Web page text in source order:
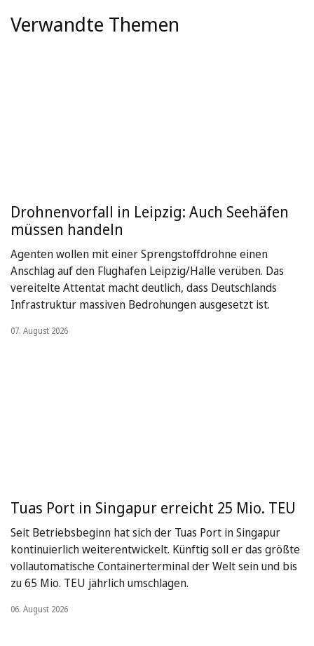
Verwandte Themen
Drohnenvorfall in Leipzig: Auch Seehäfen
müssen handeln
Agenten wollen mit einer Sprengstoffdrohne einen
Anschlag auf den Flughafen Leipzig/Halle verüben. Das
vereitelte Attentat macht deutlich, dass Deutschlands
Infrastruktur massiven Bedrohungen ausgesetzt ist.
07. August 2026
Tuas Port in Singapur erreicht 25 Mio. TEU
Seit Betriebsbeginn hat sich der Tuas Port in Singapur
kontinuierlich weiterentwickelt. Künftig soll er das größte
vollautomatische Containerterminal der Welt sein und bis
zu 65 Mio. TEU jährlich umschlagen.
06. August 2026